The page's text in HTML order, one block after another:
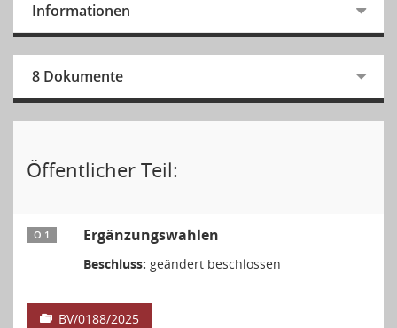
Informationen
8 Dokumente
Öffentlicher Teil:
Ö 1 Ergänzungswahlen
Beschluss: geändert beschlossen
BV/0188/2025